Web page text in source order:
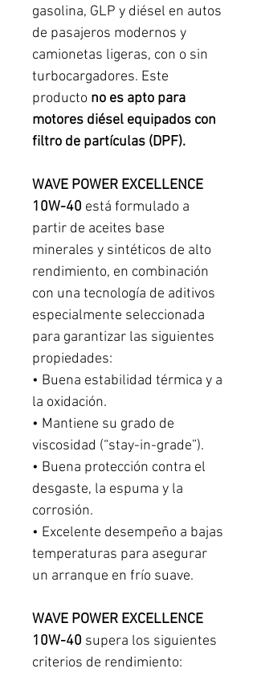
gasolina, GLP y diésel en autos
de pasajeros modernos y
camionetas ligeras, con o sin
turbocargadores. Este
producto no es apto para
motores diésel equipados con
filtro de partículas (DPF).
WAVE POWER EXCELLENCE
10W-40 está formulado a
partir de aceites base
minerales y sintéticos de alto
rendimiento, en combinación
con una tecnología de aditivos
especialmente seleccionada
para garantizar las siguientes
propiedades:
• Buena estabilidad térmica y a
la oxidación.
• Mantiene su grado de
viscosidad (“stay-in-grade”).
• Buena protección contra el
desgaste, la espuma y la
corrosión.
• Excelente desempeño a bajas
temperaturas para asegurar
un arranque en frío suave.
WAVE POWER EXCELLENCE
10W-40 supera los siguientes
criterios de rendimiento: